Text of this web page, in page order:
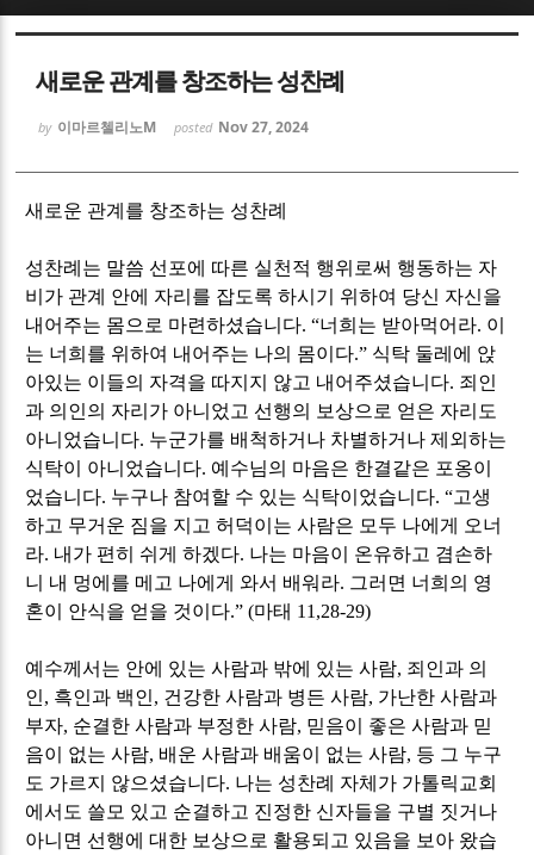
새로운 관계를 창조하는 성찬례
by 이마르첼리노M posted Nov 27, 2024
새로운 관계를 창조하는 성찬례
성찬례는 말씀 선포에 따른 실천적 행위로써 행동하는 자
비가 관계 안에 자리를 잡도록 하시기 위하여 당신 자신을
내어주는 몸으로 마련하셨습니다. “너희는 받아먹어라. 이
는 너희를 위하여 내어주는 나의 몸이다.” 식탁 둘레에 앉
아있는 이들의 자격을 따지지 않고 내어주셨습니다. 죄인
과 의인의 자리가 아니었고 선행의 보상으로 얻은 자리도
아니었습니다. 누군가를 배척하거나 차별하거나 제외하는
식탁이 아니었습니다. 예수님의 마음은 한결같은 포옹이
었습니다. 누구나 참여할 수 있는 식탁이었습니다. “고생
하고 무거운 짐을 지고 허덕이는 사람은 모두 나에게 오너
라. 내가 편히 쉬게 하겠다. 나는 마음이 온유하고 겸손하
니 내 멍에를 메고 나에게 와서 배워라. 그러면 너희의 영
혼이 안식을 얻을 것이다.” (마태 11,28-29)
예수께서는 안에 있는 사람과 밖에 있는 사람, 죄인과 의
인, 흑인과 백인, 건강한 사람과 병든 사람, 가난한 사람과
부자, 순결한 사람과 부정한 사람, 믿음이 좋은 사람과 믿
음이 없는 사람, 배운 사람과 배움이 없는 사람, 등 그 누구
도 가르지 않으셨습니다. 나는 성찬례 자체가 가톨릭교회
에서도 쓸모 있고 순결하고 진정한 신자들을 구별 짓거나
아니면 선행에 대한 보상으로 활용되고 있음을 보아 왔습
Sketchbook5, 스케치북5
Sketchbook5, 스케치북5
Sketchbook5, 스케치북5
Sketchbook5, 스케치북5